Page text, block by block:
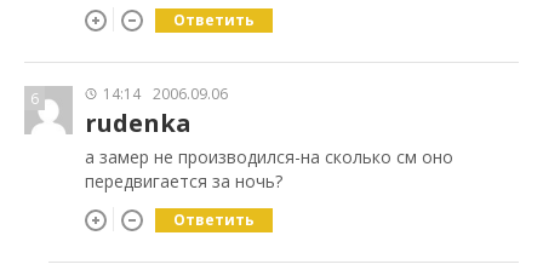
Ответить
6 14:14 2006.09.06
rudenka
а замер не производился-на сколько см оно
передвигается за ночь?
Ответить